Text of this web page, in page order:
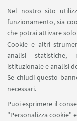
Nel nostro sito
funzionamento, sia
che potrai attivare
Cookie e altri
analisi statistiche,
istituzionale e analisi
Se chiudi questo
necessari.
Puoi esprimere il
"Personalizza cookie"